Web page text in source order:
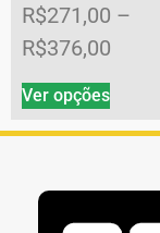
R$271,00 –
R$376,00
Ver opções